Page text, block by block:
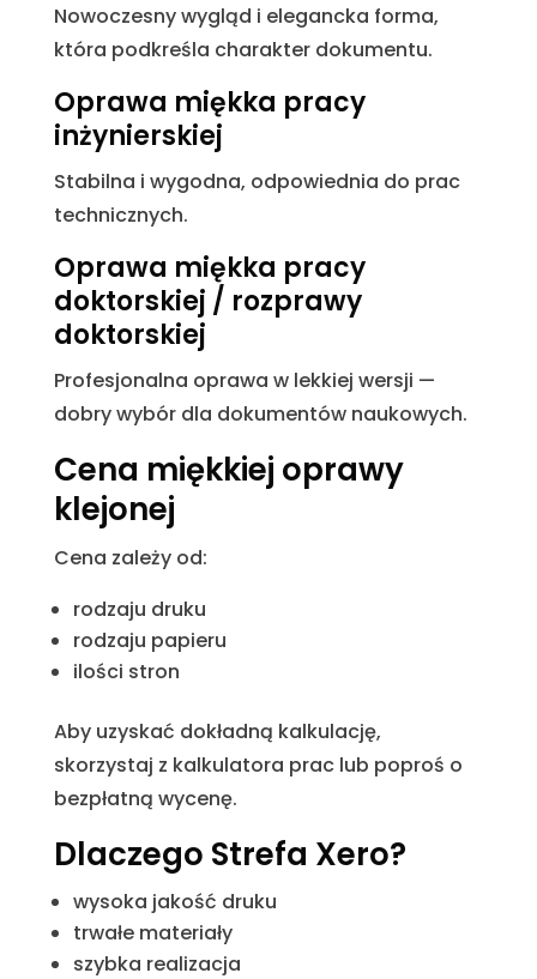
Nowoczesny wygląd i elegancka forma,
która podkreśla charakter dokumentu.
Oprawa miękka pracy
inżynierskiej
Stabilna i wygodna, odpowiednia do prac
technicznych.
Oprawa miękka pracy
doktorskiej / rozprawy
doktorskiej
Profesjonalna oprawa w lekkiej wersji —
dobry wybór dla dokumentów naukowych.
Cena miękkiej oprawy
klejonej
Cena zależy od:
rodzaju druku
rodzaju papieru
ilości stron
Aby uzyskać dokładną kalkulację,
skorzystaj z kalkulatora prac lub poproś o
bezpłatną wycenę.
Dlaczego Strefa Xero?
wysoka jakość druku
trwałe materiały
szybka realizacja